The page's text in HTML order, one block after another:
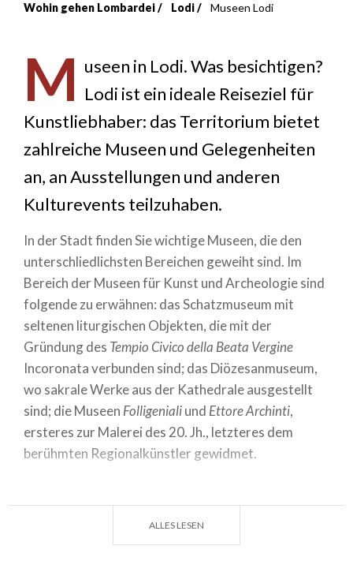
Wohin gehen Lombardei Lodi Museen Lodi
M useen in Lodi. Was besichtigen?
Lodi ist ein ideale Reiseziel für
Kunstliebhaber: das Territorium bietet
zahlreiche Museen und Gelegenheiten
an, an Ausstellungen und anderen
Kulturevents teilzuhaben.
In der Stadt finden Sie wichtige Museen, die den
unterschliedlichsten Bereichen geweiht sind. Im
Bereich der Museen für Kunst und Archeologie sind
folgende zu erwähnen: das Schatzmuseum mit
seltenen liturgischen Objekten, die mit der
Gründung des Tempio Civico della Beata Vergine
Incoronata verbunden sind; das Diözesanmuseum,
wo sakrale Werke aus der Kathedrale ausgestellt
sind; die Museen Folligenialiund Ettore Archinti,
ersteres zur Malerei des 20. Jh., letzteres dem
berühmten Regionalkünstler gewidmet.
Geschichte des Druckverfahrens und jener der
Musik. Den Liebhabern der Naturwissenschaften
empfehlen wir die 6.000 Ausstellungsstücke der
ALLES LESEN